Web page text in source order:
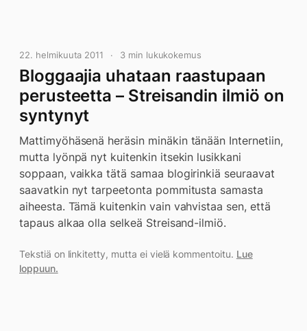
22. helmikuuta 2011 3 min lukukokemus
Bloggaajia uhataan raastupaan
perusteetta – Streisandin ilmiö on
syntynyt
Mattimyöhäsenä heräsin minäkin tänään Internetiin,
mutta lyönpä nyt kuitenkin itsekin lusikkani
soppaan, vaikka tätä samaa blogirinkiä seuraavat
saavatkin nyt tarpeetonta pommitusta samasta
aiheesta. Tämä kuitenkin vain vahvistaa sen, että
tapaus alkaa olla selkeä Streisand-ilmiö.
Tekstiä on linkitetty, mutta ei vielä kommentoitu. Lue
loppuun.